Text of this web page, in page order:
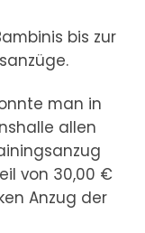
bis zur
man in
allen
von 30,00 €
Anzug der